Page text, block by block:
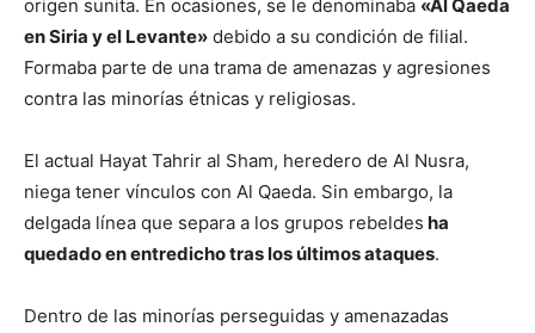
origen sunita. En ocasiones, se le denominaba «Al Qaeda
en Siria y el Levante» debido a su condición de filial.
Formaba parte de una trama de amenazas y agresiones
contra las minorías étnicas y religiosas.
El actual Hayat Tahrir al Sham, heredero de Al Nusra,
niega tener vínculos con Al Qaeda. Sin embargo, la
delgada línea que separa a los grupos rebeldes ha
quedado en entredicho tras los últimos ataques.
Dentro de las minorías perseguidas y amenazadas